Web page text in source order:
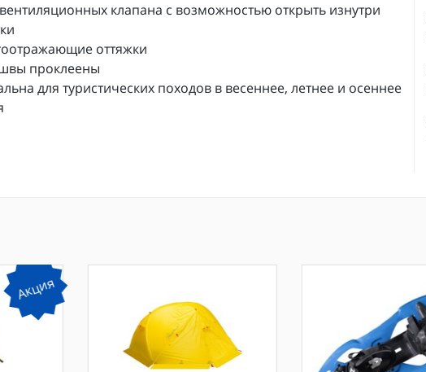
клапана с возможностью открыть изнутри
оттяжки
проклеены
для туристических походов в весеннее, летнее и осеннее
Акция